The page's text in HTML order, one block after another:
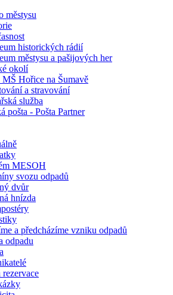
městysu
historických rádií
městysu a pašijových her
okolí
MŠ Hořice na Šumavě
a stravování
služba
pošta - Pošta Partner
MESOH
svozu odpadů
dvůr
hnízda
a předcházíme vzniku odpadů
odpadu